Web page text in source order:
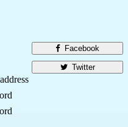
Facebook
Twitter